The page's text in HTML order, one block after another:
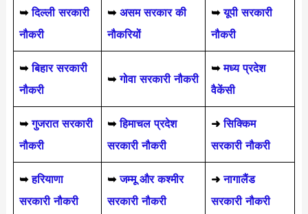
➥ दिल्ली सरकारी
नौकरी
➥ असम सरकार की
नौकरियों
➥ यूपी सरकारी
नौकरी
➥बिहार सरकारी
नौकरी
➥गोवा सरकारी नौकरी
➥ मध्य प्रदेश
वैकेंसी
➥ गुजरात सरकारी
नौकरी
➥हिमाचल प्रदेश
सरकारी नौकरी
➜ सिक्किम
सरकारी नौकरी
➥हरियाणा
सरकारी नौकरी
➥जम्मू और कश्मीर
सरकारी नौकरी
➜ नागालैंड
सरकारी नौकरी